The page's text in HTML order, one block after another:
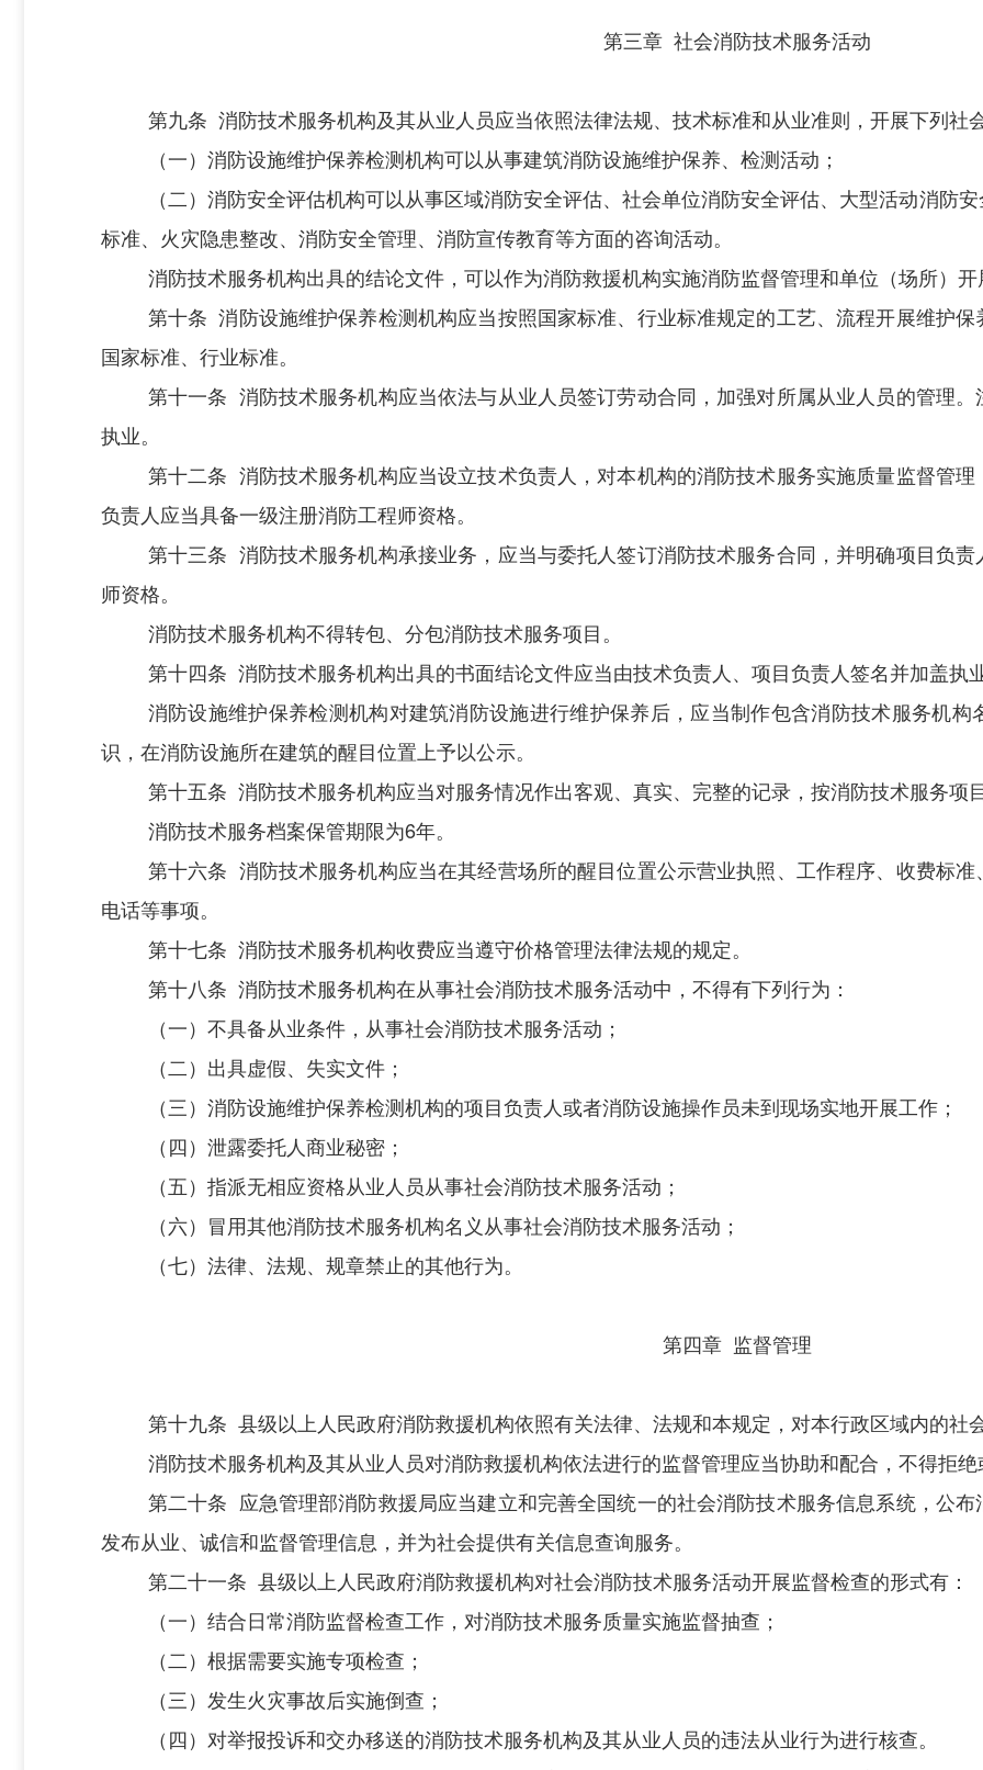
第三章 社会消防技术服务活动
第九条 消防技术服务机构及其从业人员应当依照法律法规、技术标准和从业准则，开展下列社
（一）消防设施维护保养检测机构可以从事建筑消防设施维护保养、检测活动；
（二）消防安全评估机构可以从事区域消防安全评估、社会单位消防安全评估、大型活动消防
标准、火灾隐患整改、消防安全管理、消防宣传教育等方面的咨询活动。
消防技术服务机构出具的结论文件，可以作为消防救援机构实施消防监督管理和单位（场所）开
第十条 消防设施维护保养检测机构应当按照国家标准、行业标准规定的工艺、流程开展维护
国家标准、行业标准。
第十一条 消防技术服务机构应当依法与从业人员签订劳动合同，加强对所属从业人员的管理
执业。
第十二条 消防技术服务机构应当设立技术负责人，对本机构的消防技术服务实施质量监督管
负责人应当具备一级注册消防工程师资格。
第十三条 消防技术服务机构承接业务，应当与委托人签订消防技术服务合同，并明确项目负
师资格。
消防技术服务机构不得转包、分包消防技术服务项目。
第十四条 消防技术服务机构出具的书面结论文件应当由技术负责人、项目负责人签名并加盖执
消防设施维护保养检测机构对建筑消防设施进行维护保养后，应当制作包含消防技术服务机
识，在消防设施所在建筑的醒目位置上予以公示。
第十五条 消防技术服务机构应当对服务情况作出客观、真实、完整的记录，按消防技术服务项
消防技术服务档案保管期限为6年。
第十六条 消防技术服务机构应当在其经营场所的醒目位置公示营业执照、工作程序、收费标
电话等事项。
第十七条 消防技术服务机构收费应当遵守价格管理法律法规的规定。
第十八条 消防技术服务机构在从事社会消防技术服务活动中，不得有下列行为：
（一） 不具备从业条件，从事社会消防技术服务活动；
（二）出具虚假、失实文件；
（三）消防设施维护保养检测机构的项目负责人或者消防设施操作员未到现场实地开展工作；
（四）泄露委托人商业秘密；
（五）指派无相应资格从业人员从事社会消防技术服务活动；
（六） 冒用其他消防技术服务机构名义从事社会消防技术服务活动 ；
（七）法律、法规、规章禁止的其他行为。
第四章 监督管理
第十九条 县级以上 人民政府消防救援机构依照有关法律、法规和本规定，对本行政区域内的社
消防技术服务机构及其从业人员对消防救援机构依法进行的监督管理应当协助和配合，不得拒绝
第二十条 应急管理部消防救援局应当建立和完善全国统一的社会消防技术服务信息系统，公
发布从业、诚信和监督管理信息，并为社会提供有关信息查询服务。
第二十一条 县级以上 人民政府消防救援机构对社会消防技术服务活动开展监督检查的形式有：
（一）结合日常消防监督检查工作，对消防技术服务质量实施监督抽查；
（二）根据需要实施专项检查；
（三）发生火灾事故后实施倒查；
（四）对举报投诉和交办移送的消防技术服务机构及其从业人员的违法从业行为进行核查。